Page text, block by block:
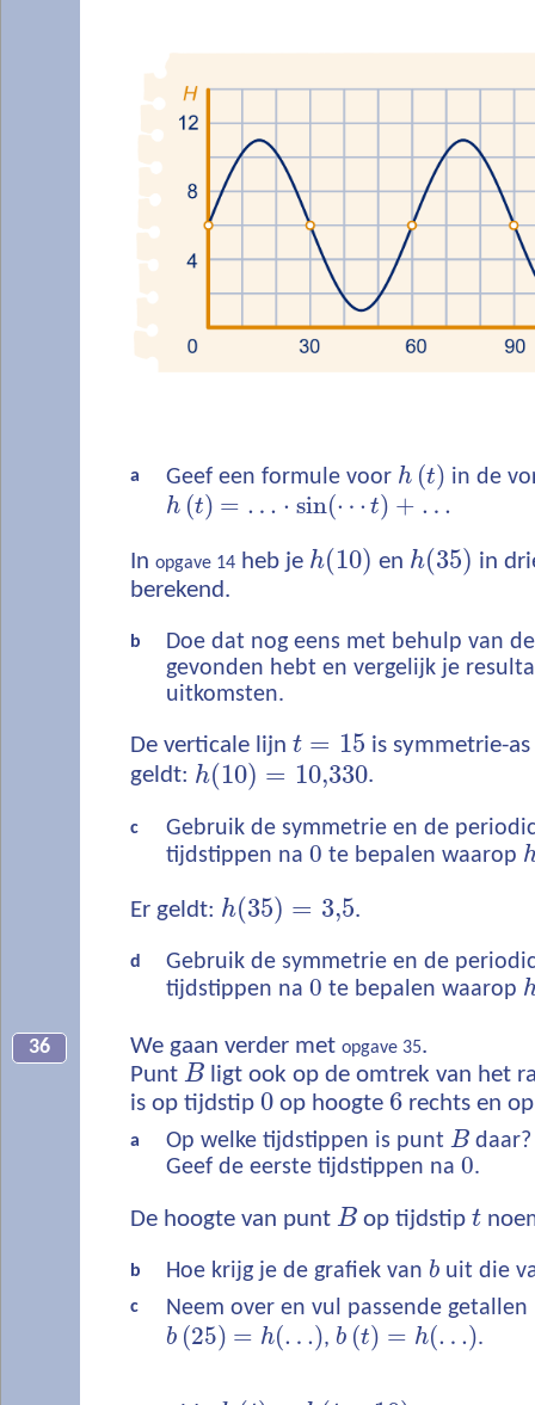
a Geef een formule voor h (t) in de
h (t) = … ⋅ sin(⋯ t) + …
In opgave 14 heb je h(10) en h(35) in
berekend.
b
Doe dat nog eens met behulp van
gevonden hebt en vergelijk je
uitkomsten.
De verticale lijn t = 15 is symmetrie-
geldt: h(10) = 10,330.
c
Gebruik de symmetrie en de
tijdstippen na 0 te bepalen waarop
Er geldt: h(35) = 3,5.
d
Gebruik de symmetrie en de
tijdstippen na 0 te bepalen waarop
36 We gaan verder met opgave 35.
Punt B ligt ook op de omtrek van het
is op tijdstip 0 op hoogte 6 rechts en
a Op welke tijdstippen is punt B daar?
Geef de eerste tijdstippen na 0.
De hoogte van punt B op tijdstip t
b Hoe krijg je de grafiek van b uit die
c
Neem over en vul passende
b (25) = h(…), b (t) = h(…).